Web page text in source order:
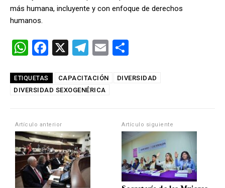
más humana, incluyente y con enfoque de derechos
humanos.
W
at
s
p
p
F
ce
b
o
k
X
T
e
gr
m
E
ail m
tir
ETIQUETAS CAPACITACIÓN
DIVERSIDAD
DIVERSIDAD SEXOGENÉRICA
Artículo anterior Artículo siguiente